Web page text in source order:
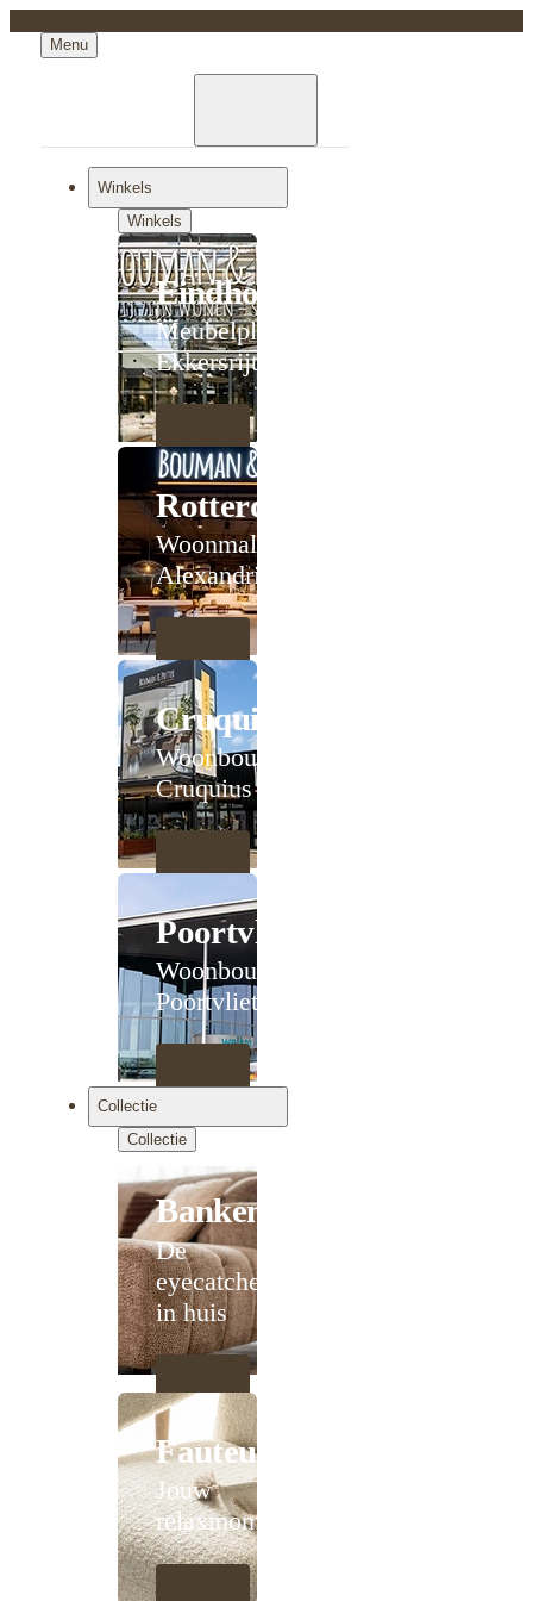
Menu
Winkels
Winkels
Eindhoven
Meubelplein
Ekkersrijt
Rotterdam
Woonmall
Alexandrium
Cruquius
Woonboulevard
Cruquius
Poortvliet
Woonboulevard
Poortvliet XXL
Collectie
Collectie
Banken
De
eyecatcher
in huis
Fauteuils
Jouw
relaxmoment